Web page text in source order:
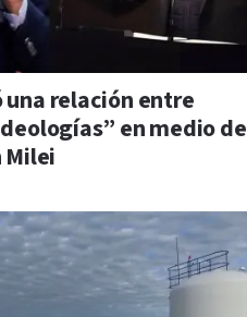
relación entre
en medio de
Milei